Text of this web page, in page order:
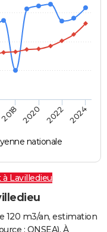
nationale
2018 2020 2022 2024
Lavilledieu
120 m3/an, estimation
: ONSEA). À